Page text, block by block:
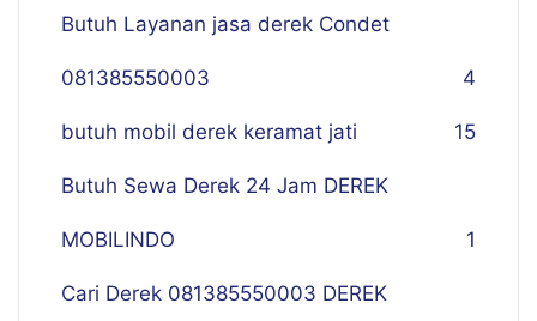
Butuh Layanan jasa derek Condet
081385550003 4
butuh mobil derek keramat jati 15
Butuh Sewa Derek 24 Jam DEREK
MOBILINDO 1
Cari Derek 081385550003 DEREK